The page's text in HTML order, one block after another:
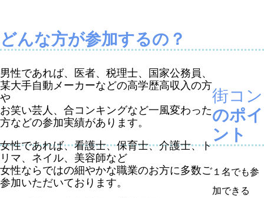
どんな方が参加するの？
男性であれば、医者、税理士、国家公務員、
某大手自動メーカーなどの高学歴高収入の方
や
お笑い芸人、合コンキングなど一風変わった
方などの参加実績があります。
女性であれば、看護士、保育士、介護士、ト
リマ、ネイル、美容師など
女性ならではの細やかな職業のお方に多数ご
参加いただいております。
街コン
のポイ
ント
１名でも参
加できる